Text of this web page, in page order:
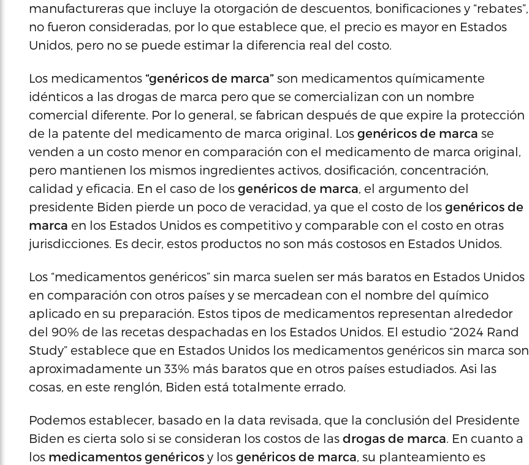
manufactureras que incluye la otorgación de descuentos, bonificaciones y “rebates”,
no fueron consideradas, por lo que establece que, el precio es mayor en Estados
Unidos, pero no se puede estimar la diferencia real del costo.
Los medicamentos “genéricos de marca” son medicamentos químicamente
idénticos a las drogas de marca pero que se comercializan con un nombre
comercial diferente. Por lo general, se fabrican después de que expire la protección
de la patente del medicamento de marca original. Los genéricos de marca se
venden a un costo menor en comparación con el medicamento de marca original,
pero mantienen los mismos ingredientes activos, dosificación, concentración,
calidad y eficacia. En el caso de los genéricos de marca, el argumento del
presidente Biden pierde un poco de veracidad, ya que el costo de los genéricos de
marca en los Estados Unidos es competitivo y comparable con el costo en otras
jurisdicciones. Es decir, estos productos no son más costosos en Estados Unidos.
Los “medicamentos genéricos” sin marca suelen ser más baratos en Estados Unidos
en comparación con otros países y se mercadean con el nombre del químico
aplicado en su preparación. Estos tipos de medicamentos representan alrededor
del 90% de las recetas despachadas en los Estados Unidos. El estudio “2024 Rand
Study” establece que en Estados Unidos los medicamentos genéricos sin marca son
aproximadamente un 33% más baratos que en otros países estudiados. Asi las
cosas, en este renglón, Biden está totalmente errado.
Podemos establecer, basado en la data revisada, que la conclusión del Presidente
Biden es cierta solo si se consideran los costos de las drogas de marca. En cuanto a
los medicamentos genéricos y los genéricos de marca, su planteamiento es